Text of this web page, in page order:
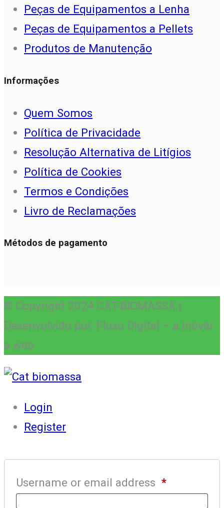
Peças de Equipamentos a Lenha
Peças de Equipamentos a Pellets
Produtos de Manutenção
Informações
Quem Somos
Política de Privacidade
Resolução Alternativa de Litígios
Política de Cookies
Termos e Condições
Livro de Reclamações
Métodos de pagamento
© Copyright 2024 CAT-BIOMASSA |
Desenvolvido por: Fluxo Digital – a inovar
a web
Login
Register
Username or email address *